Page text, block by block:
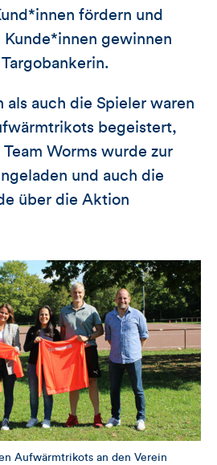
fördern und
Kunde*innen gewinnen
als auch die Spieler waren
begeistert,
Worms wurde zur
und auch die
über die Aktion
Aufwärmtrikots an den Verein